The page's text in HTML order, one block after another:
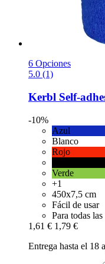
6 Opciones
5.0 (1)
Kerbl Self-​
-10%
Azul
Blanco
Rojo
Verde
+1
450x7,5 cm
Fácil de usar
Para todas
1,61 € 1,79 €
Entrega hasta el 18